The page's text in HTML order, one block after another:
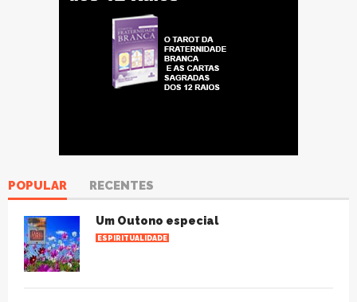
POPULAR RECENTES
Um Outono especial
ESPIRITUALIDADE